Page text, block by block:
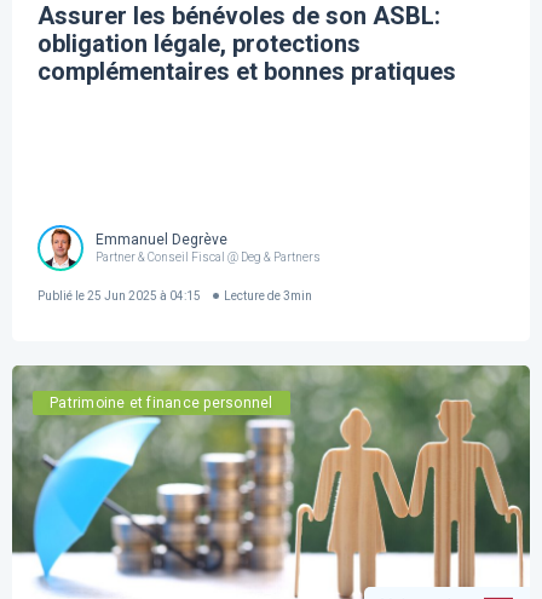
Assurer les bénévoles de son ASBL:
obligation légale, protections
complémentaires et bonnes pratiques
Emmanuel Degrève
Partner & Conseil Fiscal @ Deg & Partners
Publié le25 Jun 2025 à 04:15 Lecture de 3min
Patrimoine et finance personnel